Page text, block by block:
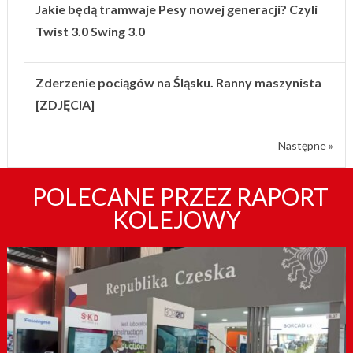
Jakie będą tramwaje Pesy nowej generacji? Czyli
Twist 3.0 Swing 3.0
Zderzenie pociągów na Śląsku. Ranny maszynista
[ZDJĘCIA]
Następne »
POLECANE PRZEZ RAPORT
KOLEJOWY